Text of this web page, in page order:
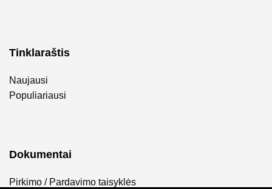
Tinklaraštis
Naujausi
Populiariausi
Dokumentai
Pirkimo / Pardavimo taisyklės